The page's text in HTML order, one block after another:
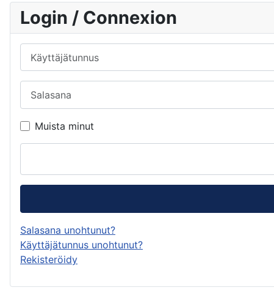
Login / Connexion
Muista minut
Salasana unohtunut?
Käyttäjätunnus unohtunut?
Rekisteröidy